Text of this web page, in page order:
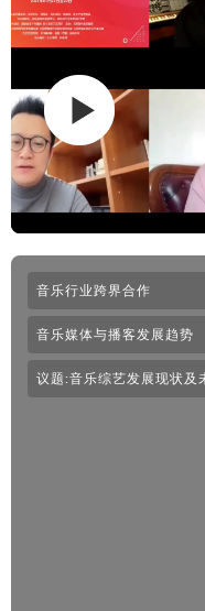
音乐行业跨界合作
音乐媒体与播客发展趋势
议题:音乐综艺发展现状及